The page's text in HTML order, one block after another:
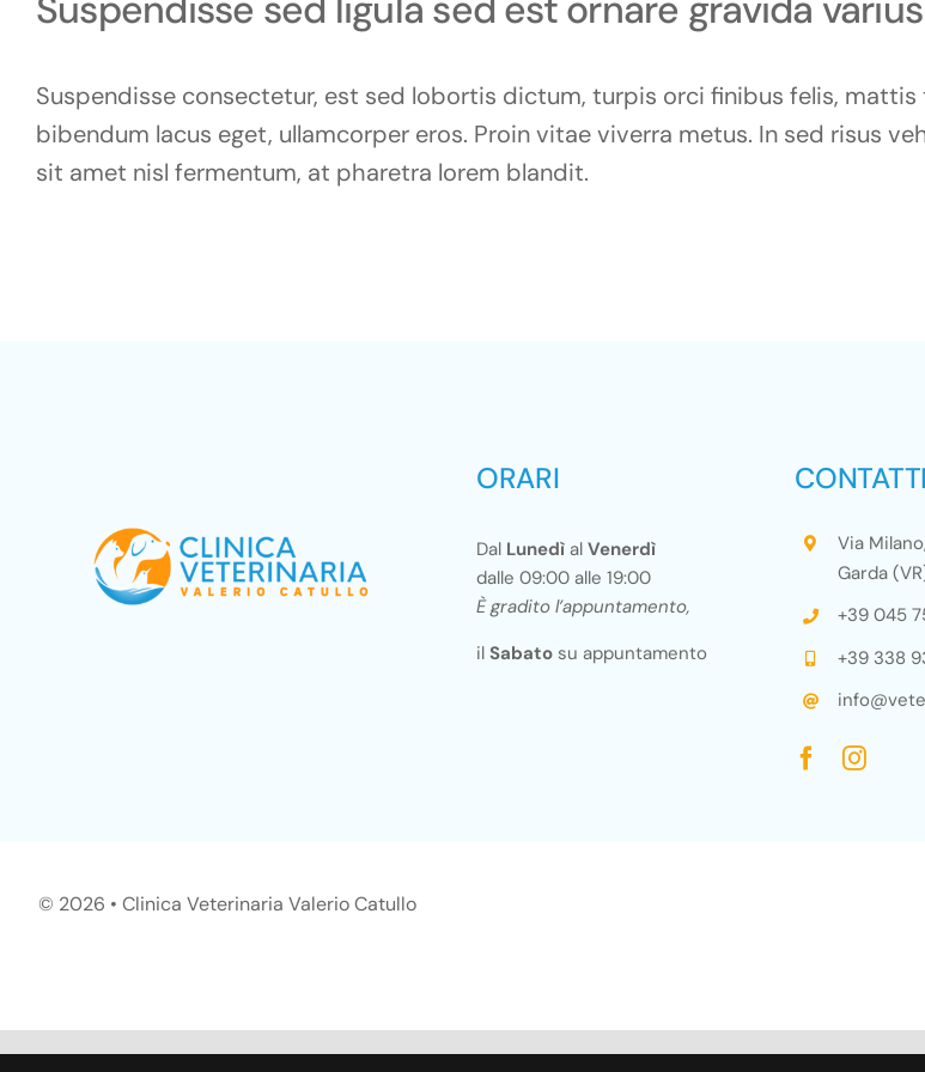
Suspendisse consectetur, est sed lobortis dictum, turpis orci finibus felis,
bibendum lacus eget, ullamcorper eros. Proin vitae viverra metus. In sed risus
sit amet nisl fermentum, at pharetra lorem blandit.
ORARI
Dal Lunedì alVenerdì
dalle 09:00 alle 19:00
È gradito l’appuntamento,
ilSabato su appuntamento
CONTATTI
Via
Garda
+39 045
+39 338
© 2026 • Clinica Veterinaria Valerio Catullo